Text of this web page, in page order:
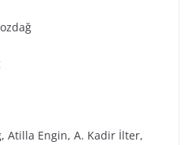
Atilla Engin, A. Kadir İlter,